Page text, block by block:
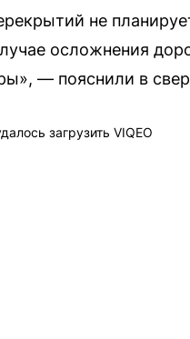
не
осложнения
— пояснили в
загрузить VIQEO